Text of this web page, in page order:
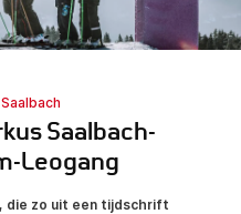
Saalbach-
Leogang
die zo uit een tijdschrift